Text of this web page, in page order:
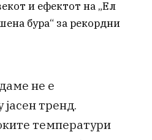
и ефектот на „Ел
бура“ за рекордни
не е
јасен тренд.
температури